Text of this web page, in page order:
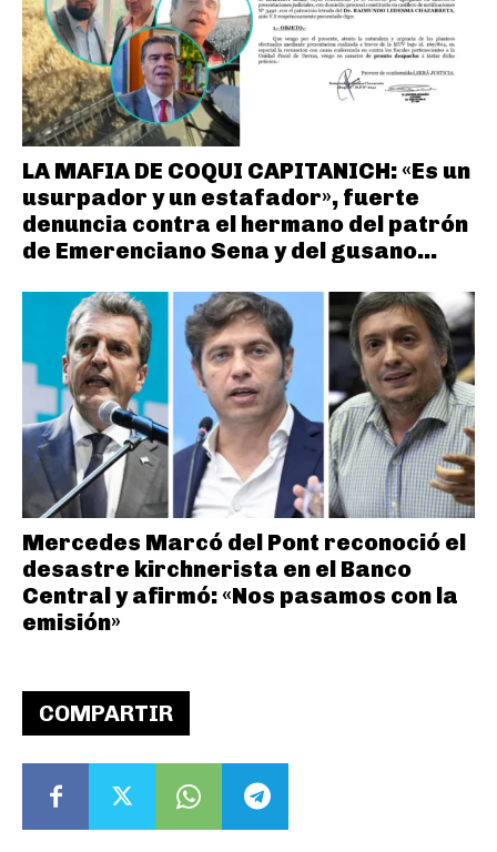
COMPARTIR
LA MAFIA DE COQUI CAPITANICH: «Es un
usurpador y un estafador», fuerte
denuncia contra el hermano del patrón
de Emerenciano Sena y del gusano...
Mercedes Marcó del Pont reconoció el
desastre kirchnerista en el Banco
Central y afirmó: «Nos pasamos con la
emisión»